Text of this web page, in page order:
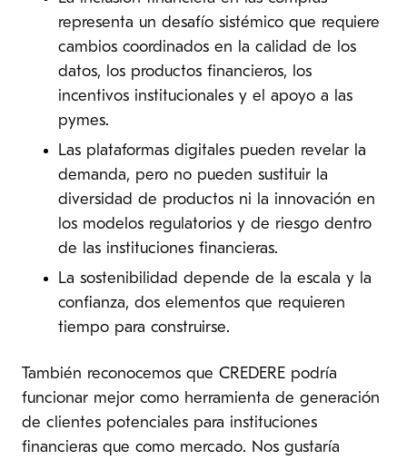
representa un desafío sistémico que requiere
cambios coordinados en la calidad de los
datos, los productos financieros, los
incentivos institucionales y el apoyo a las
pymes.
Las plataformas digitales pueden revelar la
demanda, pero no pueden sustituir la
diversidad de productos ni la innovación en
los modelos regulatorios y de riesgo dentro
de las instituciones financieras.
La sostenibilidad depende de la escala y la
confianza, dos elementos que requieren
tiempo para construirse.
También reconocemos que CREDERE podría
funcionar mejor como herramienta de generación
de clientes potenciales para instituciones
financieras que como mercado. Nos gustaría